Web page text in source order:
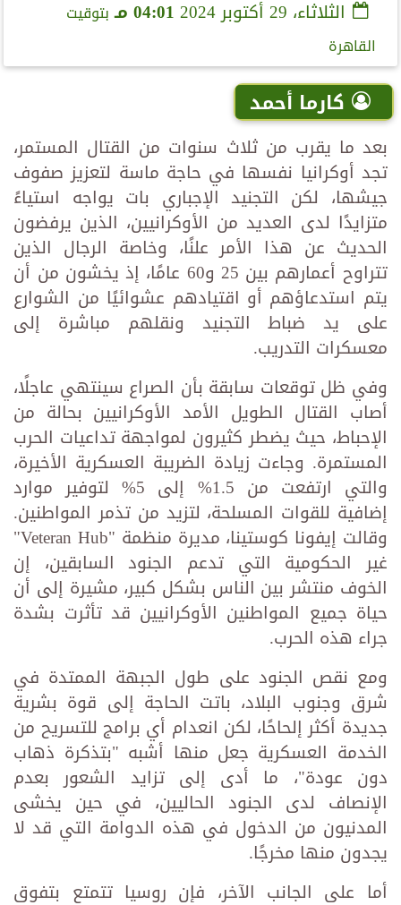
الثلاثاء، 29 أكتوبر 2024 04:01 مـ
بتوقيت
القاهرة
كارما أحمد
بعد ما يقرب من ثلاث سنوات من القتال المستمر،
تجد أوكرانيا نفسها في حاجة ماسة لتعزيز صفوف
جيشها، لكن التجنيد الإجباري بات يواجه استياءً
متزايدًا لدى العديد من الأوكرانيين، الذين يرفضون
الحديث عن هذا الأمر علنًا، وخاصة الرجال الذين
تتراوح أعمارهم بين 25 و60 عامًا، إذ يخشون من أن
يتم استدعاؤهم أو اقتيادهم عشوائيًا من الشوارع
على يد ضباط التجنيد ونقلهم مباشرة إلى
معسكرات التدريب.
وفي ظل توقعات سابقة بأن الصراع سينتهي عاجلًا،
أصاب القتال الطويل الأمد الأوكرانيين بحالة من
الإحباط، حيث يضطر كثيرون لمواجهة تداعيات الحرب
المستمرة. وجاءت زيادة الضريبة العسكرية الأخيرة،
والتي ارتفعت من 1.5% إلى 5% لتوفير موارد
إضافية للقوات المسلحة، لتزيد من تذمر المواطنين.
وقالت إيفونا كوستينا، مديرة منظمة "Veteran Hub"
غير الحكومية التي تدعم الجنود السابقين، إن
الخوف منتشر بين الناس بشكل كبير، مشيرة إلى أن
حياة جميع المواطنين الأوكرانيين قد تأثرت بشدة
جراء هذه الحرب.
ومع نقص الجنود على طول الجبهة الممتدة في
شرق وجنوب البلاد، باتت الحاجة إلى قوة بشرية
جديدة أكثر إلحاحًا، لكن انعدام أي برامج للتسريح من
الخدمة العسكرية جعل منها أشبه "بتذكرة ذهاب
دون عودة"، ما أدى إلى تزايد الشعور بعدم
الإنصاف لدى الجنود الحاليين، في حين يخشى
المدنيون من الدخول في هذه الدوامة التي قد لا
يجدون منها مخرجًا.
أما على الجانب الآخر، فإن روسيا تتمتع بتفوق